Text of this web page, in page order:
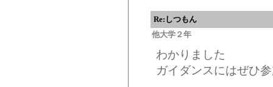
Re:しつもん
他大学２年
わかりました
ガイダンスにはぜひ